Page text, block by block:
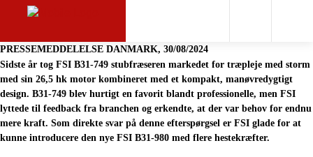
PRESSEMEDDELELSE DANMARK, 30/08/2024
Sidste år tog FSI B31-749 stubfræseren markedet for træpleje med storm
med sin 26,5 hk motor kombineret med et kompakt, manøvredygtigt
design. B31-749 blev hurtigt en favorit blandt professionelle, men FSI
lyttede til feedback fra branchen og erkendte, at der var behov for endnu
mere kraft. Som direkte svar på denne efterspørgsel er FSI glade for at
kunne introducere den nye FSI B31-980 med flere hestekræfter.